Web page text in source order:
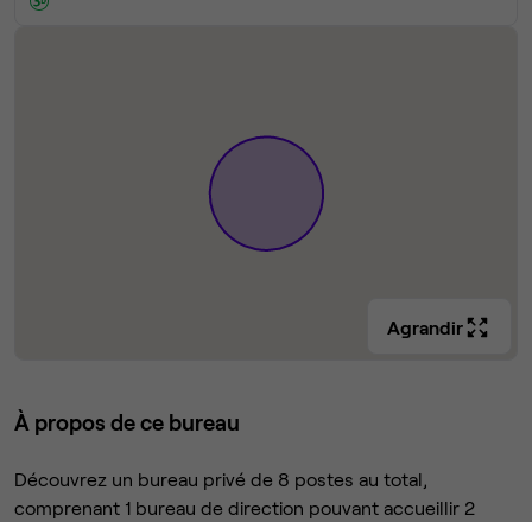
Agrandir
À propos de ce bureau
Découvrez un bureau privé de 8 postes au total,
comprenant 1 bureau de direction pouvant accueillir 2